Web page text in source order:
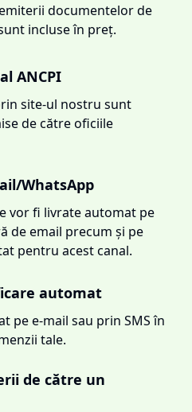
documentelor de
incluse în preț.
ANCPI
site-ul nostru sunt
de către oficiile
WhatsApp
vor fi livrate automat pe
de email precum și pe
pentru acest canal.
automat
pe e-mail sau prin SMS în
tale.
de către un